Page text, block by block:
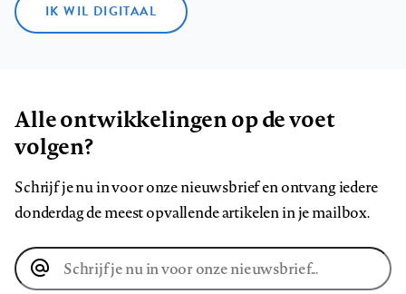
IK WIL DIGITAAL
Alle ontwikkelingen op de voet
volgen?
Schrijf je nu in voor onze nieuwsbrief en ontvang iedere
donderdag de meest opvallende artikelen in je mailbox.
E-